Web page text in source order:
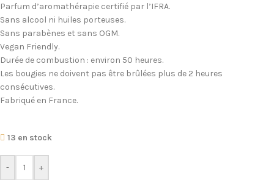
Parfum d’aromathérapie certifié par l’IFRA.
Sans alcool ni huiles porteuses.
Sans parabènes et sans OGM.
Vegan Friendly.
Durée de combustion : environ 50 heures.
Les bougies ne doivent pas être brûlées plus de 2 heures
consécutives.
Fabriqué en France.
13 en stock
- +